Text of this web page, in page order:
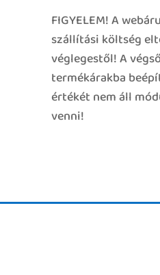
FIGYELEM! A
szállítási költség
véglegestől! A
termékárakba
értékét nem áll
venni!